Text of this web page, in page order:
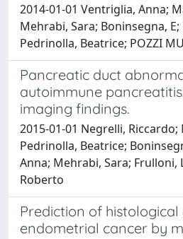
2014-01-01 Ventriglia, Anna;
Mehrabi, Sara; Boninsegna,
Pedrinolla, Beatrice; POZZI
Pancreatic duct
autoimmune
imaging findings.
2015-01-01 Negrelli,
Pedrinolla, Beatrice;
Anna; Mehrabi, Sara; Frulloni,
Roberto
Prediction of
endometrial cancer by